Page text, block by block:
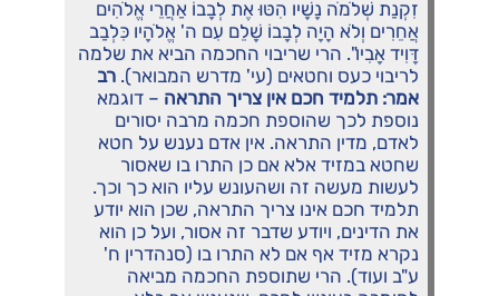
זִקְנַת שְׁלֹמֹה נָשָׁיו הִטּוּ אֶת לְבָבוֹ אַחֲרֵי אֱלֹהִים
אֲחֵרִים וְלֹא הָיָה לְבָבוֹ שָׁלֵם עִם ה' אֱלֹהָיו כִּלְבַב
דָּוִיד אָבִיו". הרי שריבוי החכמה הביא את שלמה
לריבוי כעס וחטאים (עי' מדרש המבואר). רב
אמר: תלמיד חכם אין צריך התראה – דוגמא
נוספת לכך שהוספת חכמה מרבה יסורים
לאדם, מדין התראה. אין אדם נענש על חטא
שחטא במזיד אלא אם כן התרו בו שאסור
לעשות מעשה זה ושהעונש עליו הוא כך וכך.
תלמיד חכם אינו צריך התראה, שכן הוא יודע
את הדינים, ויודע שדבר זה אסור, ועל כן הוא
נקרא מזיד אף אם לא התרו בו (סנהדרין ח'
ע"ב ועוד). הרי שתוספת החכמה מביאה